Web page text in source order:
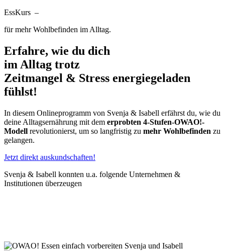
EssKurs –
für mehr Wohlbefinden im Alltag.
Erfahre, wie du dich
im Alltag trotz
Zeitmangel & Stress energiegeladen
fühlst!
In diesem Onlineprogramm von Svenja & Isabell erfährst du, wie du
deine Alltagsernährung mit dem erprobten 4-Stufen-OWAO!-
Modell revolutionierst, um so langfristig zu mehr Wohlbefinden zu
gelangen.
Jetzt direkt auskundschaften!
Svenja & Isabell konnten u.a. folgende Unternehmen &
Institutionen überzeugen